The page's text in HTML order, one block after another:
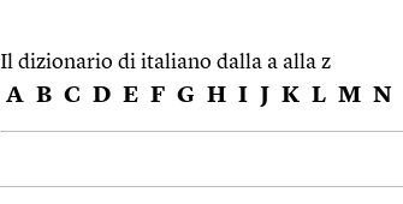
Il dizionario di italiano dalla a alla z
A B C D E F G H I J K L M N